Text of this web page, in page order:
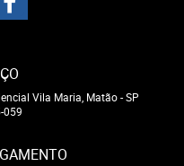
Vila Maria, Matão-SP
059